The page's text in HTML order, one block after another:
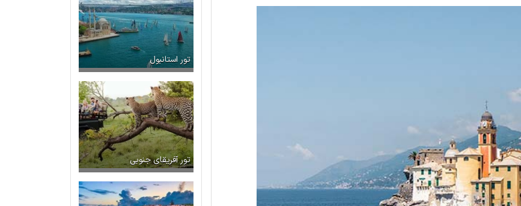
تور استانبول
تور آفریقای جنوبی